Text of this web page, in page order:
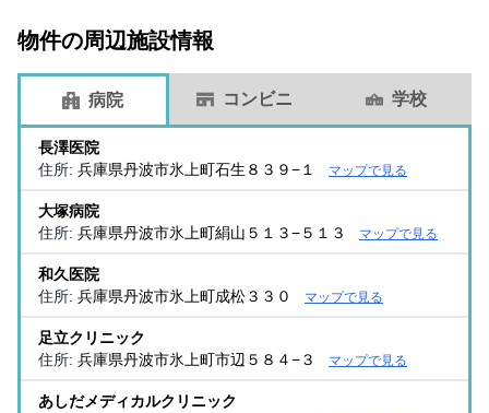
物件の周辺施設情報
病院 コンビニ 学校
長澤医院
住所: 兵庫県丹波市氷上町石生８３９−１ マップで見る
大塚病院
住所: 兵庫県丹波市氷上町絹山５１３−５１３ マップで見る
和久医院
住所: 兵庫県丹波市氷上町成松３３０ マップで見る
足立クリニック
住所: 兵庫県丹波市氷上町市辺５８４−３ マップで見る
あしだメディカルクリニック